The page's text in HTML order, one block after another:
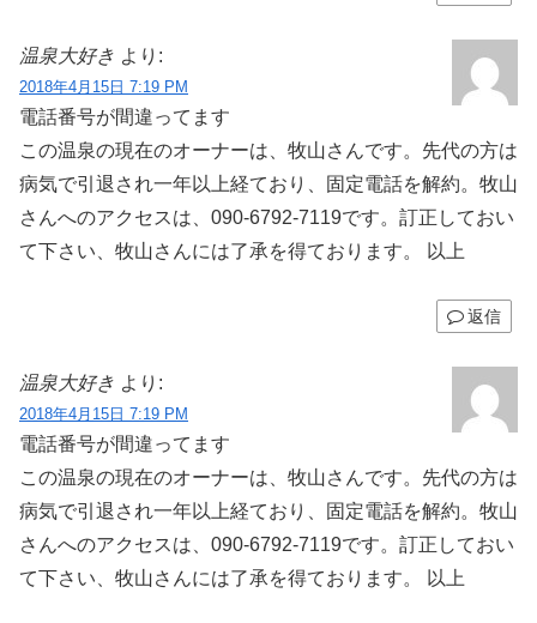
温泉大好き より:
2018年4月15日 7:19 PM
電話番号が間違ってます
この温泉の現在のオーナーは、牧山さんです。先代の方は
病気で引退され一年以上経ており、固定電話を解約。牧山
さんへのアクセスは、090-6792-7119です。訂正しておい
て下さい、牧山さんには了承を得ております。 以上
返信
温泉大好き より:
2018年4月15日 7:19 PM
電話番号が間違ってます
この温泉の現在のオーナーは、牧山さんです。先代の方は
病気で引退され一年以上経ており、固定電話を解約。牧山
さんへのアクセスは、090-6792-7119です。訂正しておい
て下さい、牧山さんには了承を得ております。 以上